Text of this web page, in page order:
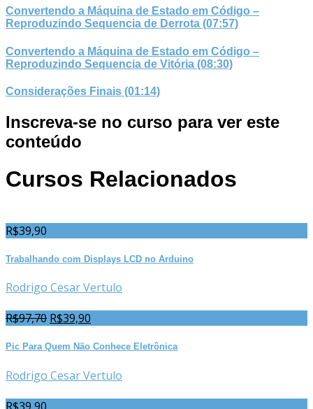
Convertendo a Máquina de Estado em Código –
Reproduzindo Sequencia de Derrota (07:57)
Convertendo a Máquina de Estado em Código –
Reproduzindo Sequencia de Vitória (08:30)
Considerações Finais (01:14)
Inscreva-se no curso para ver este
conteúdo
Cursos Relacionados
R$39,90
Trabalhando com Displays LCD no Arduino
Rodrigo Cesar Vertulo
R$97,70 R$39,90
Pic Para Quem Não Conhece Eletrônica
Rodrigo Cesar Vertulo